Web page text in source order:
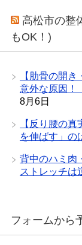
高松市の整
もOK！)
【肋骨の開
意外な原因！
8月6日
【反り腰の
を伸ばす」の
背中のハミ肉
ストレッチは
フォームから